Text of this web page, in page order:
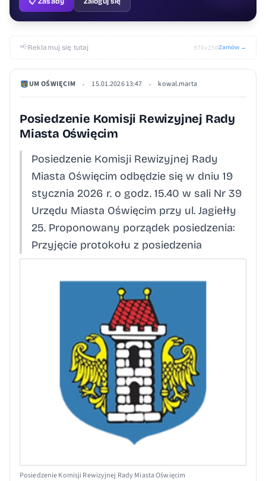
📢Reklamuj się tutaj 970×250Zamów →
UM OŚWIĘCIM • 15.01.2026 13:47 • kowal.marta
Posiedzenie Komisji Rewizyjnej Rady
Miasta Oświęcim
Posiedzenie Komisji Rewizyjnej Rady
Miasta Oświęcim odbędzie się w dniu 19
stycznia 2026 r. o godz. 15.40 w sali Nr 39
Urzędu Miasta Oświęcim przy ul. Jagiełły
25. Proponowany porządek posiedzenia:
Przyjęcie protokołu z posiedzenia
Posiedzenie Komisji Rewizyjnej Rady Miasta Oświęcim